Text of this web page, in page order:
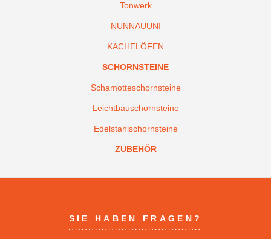
Tonwerk
NUNNAUUNI
KACHELÖFEN
SCHORNSTEINE
Schamotteschornsteine
Leichtbauschornsteine
Edelstahlschornsteine
ZUBEHÖR
SIE HABEN FRAGEN?